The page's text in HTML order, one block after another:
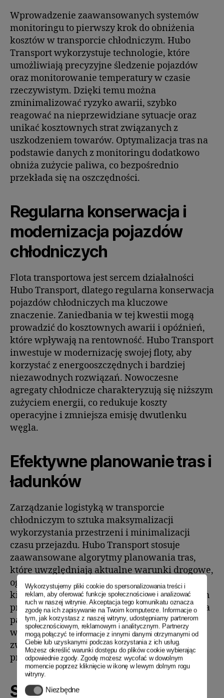
Wykorzystujemy pliki cookie do spersonalizowania treści i
reklam, aby oferować funkcje społecznościowe i analizować
ruch w naszej witrynie. Akceptacja tego komunikatu oznacza
zgodę na ich zapisywanie na Twoim komputerze. Informacje o
tym, jak korzystasz z naszej witryny, udostępniamy partnerom
społecznościowym, reklamowym i analitycznym. Partnerzy
mogą połączyć te informacje z innymi danymi otrzymanymi od
Ciebie lub uzyskanymi podczas korzystania z ich usług.
Możesz określić warunki dostępu do plików cookie wybierając
odpowiednie zgody. Zgodę możesz wycofać w dowolnym
momencie poprzez kliknięcie w ikonę w lewym dolnym rogu
witryny.
Niezbędne
Niezbędne
Wprowadzenie zaawansowanych systemów
monitoringu to pierwszy krok do obniżenia
kosztów w transporcie chłodniczym. Hubo
Transport wykorzystuje technologie, które
umożliwiają precyzyjne śledzenie pojazdów
oraz monitorowanie temperatury w czasie
rzeczywistym. Dzięki temu można
zminimalizować ryzyko awarii, szybko
reagować na nieprzewidziane sytuacje oraz
unikać kosztownych strat związanych z
uszkodzeniem towarów. Optymalizacja tras na
podstawie danych z monitoringu dodatkowo
obniża zużycie paliwa, co bezpośrednio
przekłada się na oszczędności.
Regularna konserwacja i
modernizacja pojazdów
chłodniczych
Flota transportowa jest sercem działalności
Hubo Transport, dlatego regularna konserwacja
pojazdów chłodniczych ma kluczowe
znaczenie. Zaniedbania w tej kwestii mogą
prowadzić do kosztownych awarii i opóźnień,
które wpływają na rentowność. Hubo Transport
inwestuje w modernizację swojej floty, aby
korzystać z energooszczędnych i bardziej
niezawodnych rozwiązań. Nowoczesne
agregaty chłodnicze charakteryzują się niższym
zużyciem energii, co redukuje koszty
operacyjne i zmniejsza emisję dwutlenku
węgla.
Efektywne planowanie tras i
ładunków
Zarządzanie logistyką w transporcie
chłodniczym to sztuka maksymalizacji
wykorzystania przestrzeni i minimalizacji
czasu przejazdu. Hubo Transport stosuje
zaawansowane algorytmy planowania tras,
które uwzględniają aktualne warunki drogowe,
ograniczenia prędkości oraz czas pracy
kierowców. Dzięki temu firma unika zbędnych
przestojów i zmniejsza ryzyko marnotrawienia
paliwa. Optymalne rozmieszczenie ładunków
w przestrzeni chłodniczej pozwala zaś na
zwiększenie efektywności przewozów, co
przekłada się na niższe koszty jednostkowe.
Szkolenia kierowców w